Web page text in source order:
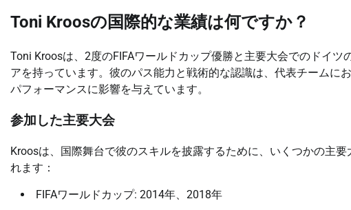
Toni Kroosの国際的な業績は何ですか？
Toni Kroosは、2度のFIFAワールドカップ優勝と主要大会でのドイ
アを持っています。彼のパス能力と戦術的な認識は、代表チームに
パフォーマンスに影響を与えています。
参加した主要大会
Kroosは、国際舞台で彼のスキルを披露するために、いくつかの主
れます：
FIFAワールドカップ: 2014年、2018年